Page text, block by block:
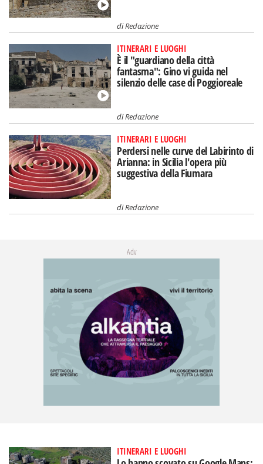
diRedazione
ITINERARI E LUOGHI
È il "guardiano della città
fantasma": Gino vi guida nel
silenzio delle case di Poggioreale
diRedazione
ITINERARI E LUOGHI
Perdersi nelle curve del Labirinto di
Arianna: in Sicilia l'opera più
suggestiva della Fiumara
diRedazione
Adv
ITINERARI E LUOGHI